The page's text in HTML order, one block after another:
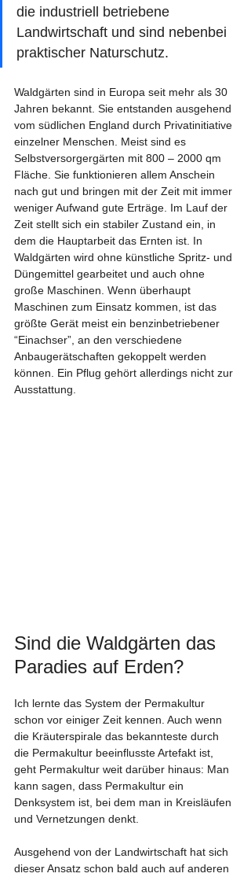
die industriell betriebene
Landwirtschaft und sind nebenbei
praktischer Naturschutz.
Waldgärten sind in Europa seit mehr als 30
Jahren bekannt. Sie entstanden ausgehend
vom südlichen England durch Privatinitiative
einzelner Menschen. Meist sind es
Selbstversorgergärten mit 800 – 2000 qm
Fläche. Sie funktionieren allem Anschein
nach gut und bringen mit der Zeit mit immer
weniger Aufwand gute Erträge. Im Lauf der
Zeit stellt sich ein stabiler Zustand ein, in
dem die Hauptarbeit das Ernten ist. In
Waldgärten wird ohne künstliche Spritz- und
Düngemittel gearbeitet und auch ohne
große Maschinen. Wenn überhaupt
Maschinen zum Einsatz kommen, ist das
größte Gerät meist ein benzinbetriebener
“Einachser”, an den verschiedene
Anbaugerätschaften gekoppelt werden
können. Ein Pflug gehört allerdings nicht zur
Ausstattung.
Sind die Waldgärten das
Paradies auf Erden?
Ich lernte das System der Permakultur
schon vor einiger Zeit kennen. Auch wenn
die Kräuterspirale das bekannteste durch
die Permakultur beeinflusste Artefakt ist,
geht Permakultur weit darüber hinaus: Man
kann sagen, dass Permakultur ein
Denksystem ist, bei dem man in Kreisläufen
und Vernetzungen denkt.
Ausgehend von der Landwirtschaft hat sich
dieser Ansatz schon bald auch auf anderen